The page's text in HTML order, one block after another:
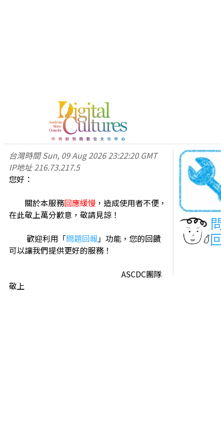
台灣時間Sun, 09 Aug 2026 23:22:20 GMT
IP地址216.73.217.5
您好：
關於本服務回應緩慢 ，造成使用者不便，
在此敬上萬分歉意，敬請見諒！
歡迎利用「問題回報」功能，您的回饋
可以讓我們提供更好的服務！
ASCDC團隊
敬上